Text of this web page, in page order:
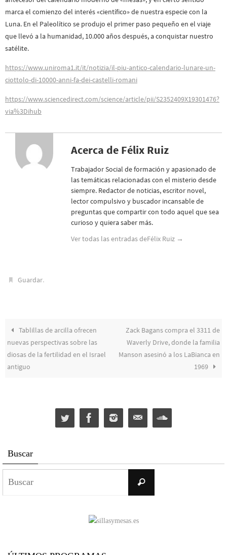
marca el comienzo del interés «científico» de nuestra especie con la
Luna. En el Paleolítico se produjo el primer paso pequeño en el viaje
que llevó a la humanidad, 10.000 años después, a conquistar nuestro
satélite.
https://www.uniroma1.it/it/notizia/il-piu-antico-calendario-lunare-un-
ciottolo-di-10000-anni-fa-dei-castelli-romani
https://www.sciencedirect.com/science/article/pii/S2352409X19301476?
via%3Dihub
Acerca de Félix Ruiz
Trabajador Social de formación y apasionado de
las temáticas relacionadas con el misterio desde
siempre. Redactor de noticias, escritor novel,
lector compulsivo y buscador incansable de
preguntas que compartir con todo aquel que sea
curioso y quiera saber más.
Ver todas las entradas deFélix Ruiz →
Guardar.
Tablillas de arcilla ofrecen
nuevas perspectivas sobre las
diosas de la fertilidad en el Israel
antiguo
Zack Bagans compra el 3311 de
Waverly Drive, donde la familia
Manson asesinó a los LaBianca en
1969
Buscar
Buscar